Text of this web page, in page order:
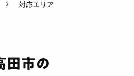
対応エリア
田市の